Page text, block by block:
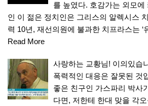
를 높였다. 호감가는 외모에
인 이 젊은 정치인은 그리스의 알렉시스
력 10년, 재선의원에 불과한 치프라스는
Read More
사랑하는 교황님! 이의있습
폭력적인 대응은 잘못된 것
좋은 친구인 가스파리 박사
다면, 저한테 한대 맞을 각